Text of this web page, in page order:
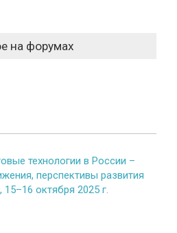
на форумах
технологии в России –
перспективы развития
октября 2025 г.